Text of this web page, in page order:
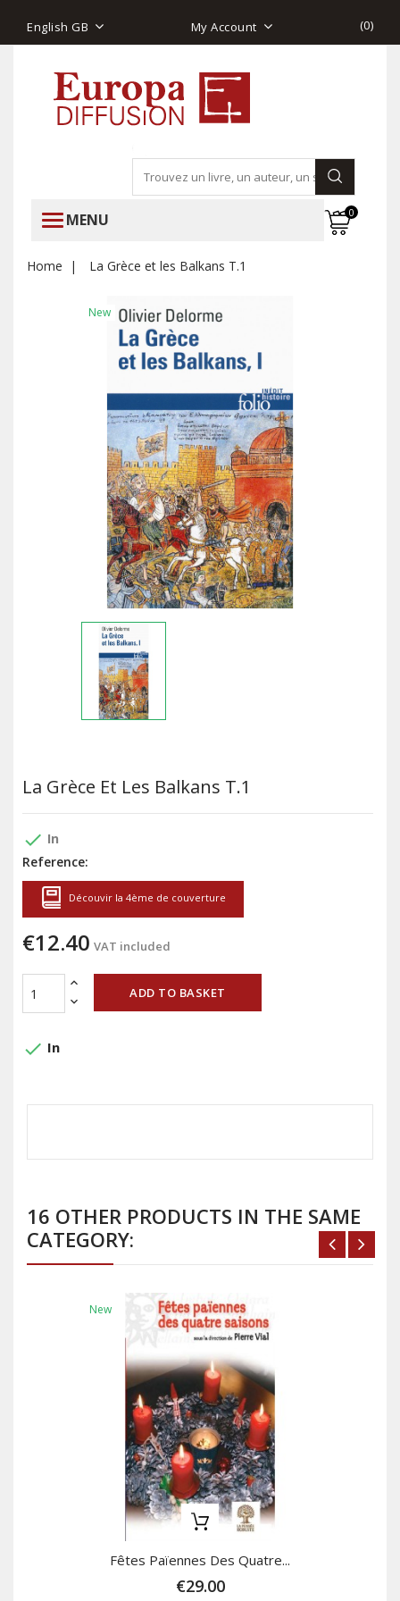
English GB My Account (0)
MENU 0
Home La Grèce et les Balkans T.1
New
La Grèce Et Les Balkans T.1
done In
Reference:
Découvir la 4ème de couverture
€12.40 VAT included
ADD TO BASKET
done In
16 OTHER PRODUCTS IN THE SAME
CATEGORY:
New
Fêtes Païennes Des Quatre...
€29.00